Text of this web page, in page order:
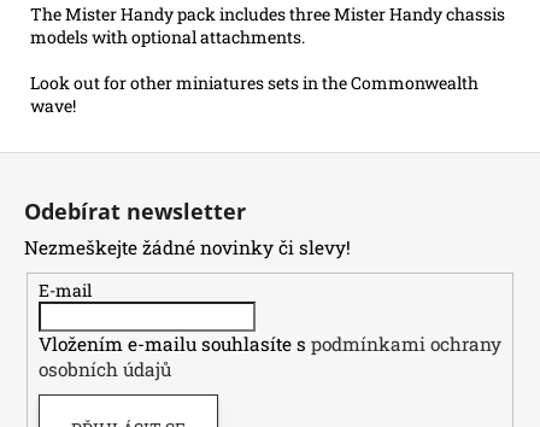
The Mister Handy pack includes three Mister Handy chassis
models with optional attachments.
Look out for other miniatures sets in the Commonwealth
wave!
Z
Odebírat newsletter
Nezmeškejte žádné novinky či slevy!
E-mail
Vložením e-mailu souhlasíte s podmínkami ochrany
osobních údajů